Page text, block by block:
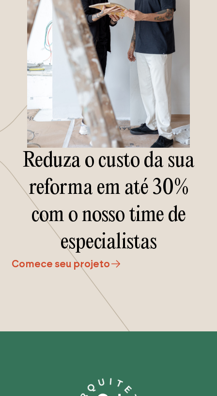
Reduza o custo da sua
reforma em até 30%
com o nosso time de
especialistas
Comece seu projeto